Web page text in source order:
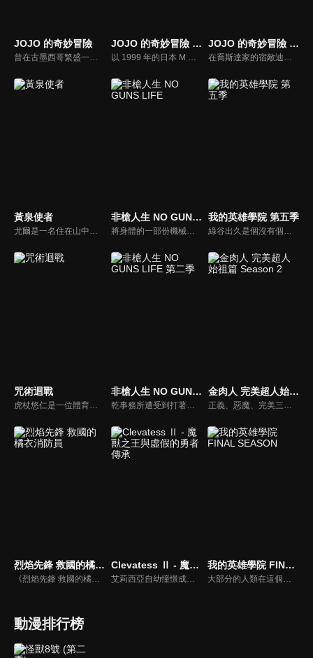
JOJO 的奇妙冒險
曾在古墨西哥繁盛一時的太陽子民阿茲特克，流傳著一枚奇妙的「石鬼面」，據說能讓人獲得永恆生命並成為真正的掌控者。然而不知何時，就從歷史中消失了蹤影。時光飛逝，來到19世紀後葉。在這個人們的思想與生活劇變的時代，喬納森喬斯達與迪奧布朗度二人相遇，並因為「石鬼面」，步上奇特詭譎的命運──
JOJO 的奇妙冒險 不滅鑽石
以 1999 年的日本 M 縣 S 市杜王町作為舞台，喬瑟夫的私生子「東方仗助」居住在這兒。許多看似平凡的市民，其實擁有替身能力，在替身使者與替身使者會互相吸引的情形下，仗助普通的生活變得不可思議。
JOJO 的奇妙冒險 星塵遠征軍
在喬斯達家的宿敵迪奧復活的影響下，一位年輕人空條承太郎，得到了名為「幽波紋」的能力。為了拯救因詛咒而倒下的母親荷莉，空條承太郎與外祖父喬瑟夫以及他的夥伴，一起為了打倒迪奧而展開旅程。在漫長的旅途當中，承太郎等人一次又一次地擊退刺客。然而為了阻止他們前進，可怕的新一波敵影不斷逼近。
黃泉使者
尤爾是一名住在山中小村莊的獵人少年，靠著狩獵野鳥維生，與雙胞胎妹妹阿薩及村民們過著樸實的生活。然而，這樣平穩的日常卻被空中響起的""龍的叫聲""給撕裂了──安逸的村莊裡潛藏著傳承與謎團，這個村裡究竟藏著什麼祕密呢？尤爾的命運又會如何？謎團與不可思議縱橫交錯的嶄新使者戰鬥──緊張刺激的幻怪奇幻譚，現在揭開序幕。
非槍人生 NO GUNS LIFE
將身體的一部份機械化並擴張機能的人類「擴張者」，他們與一般的人類共存於社會，處理「擴張者」引起問題的則是「處理屋」，乾十三便以此為生。某日，被視為綁架犯而受到警備局追捕的男子，委託十三保護他所綁架的一名少年，為了完成委託，十三將與貝琉連公司成為敵對關係。
我的英雄學院 第五季
綠谷出久是個沒有個性的少年，但他仍憧憬並渴望成為英雄，也期望自己能進入培育英雄的菁英學校雄英高校就讀。但周圍的人都不看好沒有個性的他能成為英雄，讓他總是在他人的嘲笑與輕視中度過。直到他遇上了自己最仰慕的英雄，被人稱為「和平的象徵」的歐爾麥特，他的夢想將因此獲得會化為現實的可能性。
咒術迴戰 非槍人生 NO GUNS LIFE 第二季
乾事務所遭受到打著反擴張主義旗號的恐怖組織襲擊。在那些襲擊者之中，有梅雅莉一直在尋找的哥哥維克托的身影。隨著歲月的流逝，十三、梅雅莉及維克托三人間的因緣將會彼此交錯。而這一切很快地，也將為十三的秘密、貝魯聯的企圖與鐵朗的命運帶來巨大的影響…。
金肉人 完美超人始祖篇 Season 2
烈焰先鋒 救國的橘衣消防員
《烈焰先鋒 救國的橘衣消防員》是《火線先鋒大吾（め組の大吾）》之續作，本作由另一位新的「大吾」十朱大吾擔任主角。他與斧田駿、中村雪以及其他伙伴通過了「特別技術研修」，正式成為救助隊成員，將前往火災現場拯救傷患與受困的民眾。
Clevatess Ⅱ - 魔獸之王與虛假的勇者傳承
艾莉西亞自幼憧憬成為勇者，成為了由國王所選出的 13 名勇者之一。勇者們帶著傳說之劍，前往討伐魔獸王克雷巴特斯。然而他們的魯莽，卻意外引發了可能讓整個艾多西亞大陸的人族滅絕的最大危機。而世界僅存的希望，竟然是託付給魔獸王的一名嬰兒...... 第二季將接續第一季的發展，繼續講述魔獸王克雷巴特斯與這名人族嬰兒在充滿陰謀與危機的世界中，所展開的黑暗冒險與史詩篇章。
我的英雄學院 FINAL SEASON
大部分的人類在這個時代裡都擁有名為「個性」的力量，但有力量之人卻不一定都屬於正義的一方。只要邪惡出現的地方，必定會有英雄挺身而出拯救眾人。一名天生沒有力量的少年——綠谷出久從小夢想成為英雄，沒有力量的他能實現自己的夢想嗎？雖然困難重重，少年卻依舊不放棄，朝著自己的目標勇往前進。
動漫排行榜